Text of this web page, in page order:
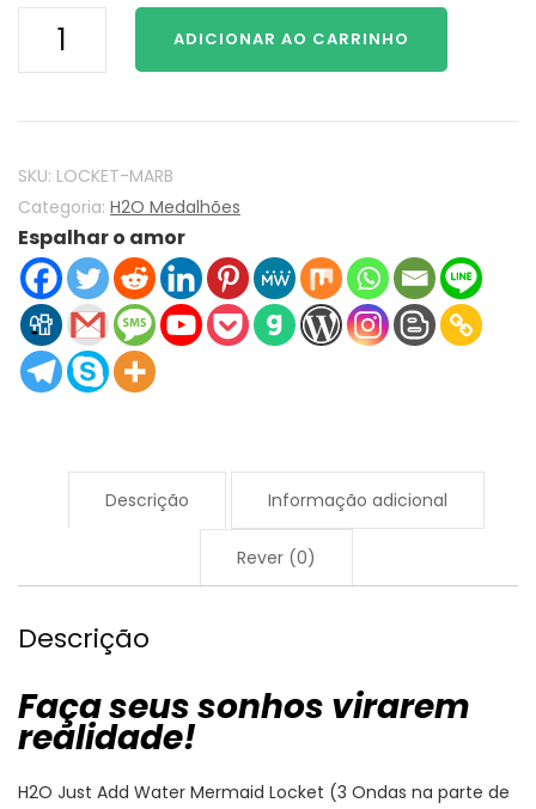
Mako
H2O
Medalhão
925
Prata
esterlina
com
marmoreado
Blue
ADICIONAR AO CARRINHO
SKU: LOCKET-MARB
Categoria: H2O Medalhões
Espalhar o amor
Descrição Informação adicional
Rever (0)
Descrição
Faça seus sonhos virarem
realidade!
H2O Just Add Water Mermaid Locket (3 Ondas na parte de